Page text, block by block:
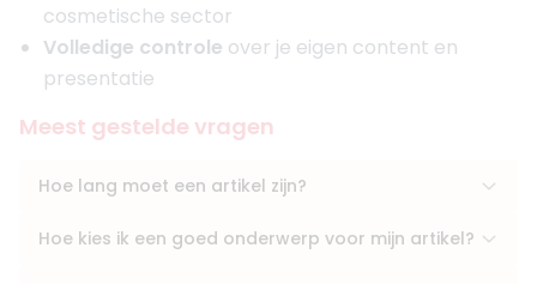
cosmetische sector
Volledige controle over je eigen content en
presentatie
Meest gestelde vragen
Hoe lang moet een artikel zijn?
Hoe kies ik een goed onderwerp voor mijn artikel?